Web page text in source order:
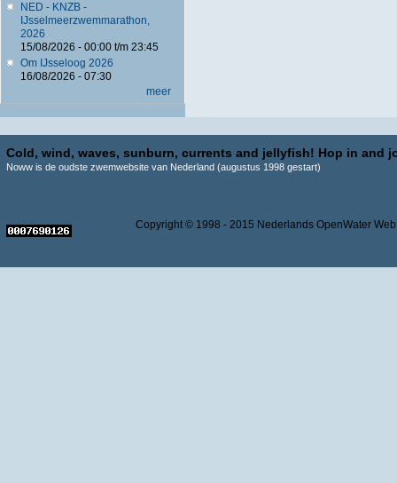
NED - KNZB -
IJsselmeerzwemmarathon,
2026
15/08/2026 - 00:00t/m 23:45
Om IJsseloog 2026
16/08/2026 - 07:30
meer
Cold, wind, waves, sunburn, currents and jellyfish! Hop in and
Noww is de oudste zwemwebsite van Nederland (augustus 1998 gestart)
Copyright © 1998 - 2015 Nederlands OpenWater